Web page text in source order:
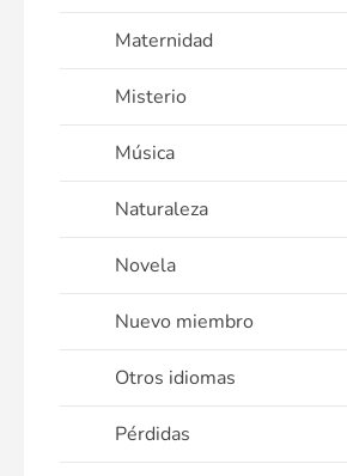
Maternidad
Misterio
Música
Naturaleza
Novela
Nuevo miembro
Otros idiomas
Pérdidas